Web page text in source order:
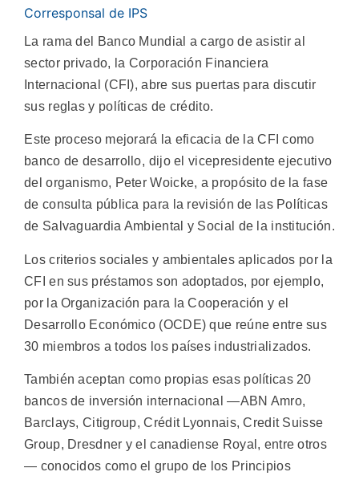
Corresponsal de IPS
La rama del Banco Mundial a cargo de asistir al
sector privado, la Corporación Financiera
Internacional (CFI), abre sus puertas para discutir
sus reglas y políticas de crédito.
Este proceso mejorará la eficacia de la CFI como
banco de desarrollo, dijo el vicepresidente ejecutivo
del organismo, Peter Woicke, a propósito de la fase
de consulta pública para la revisión de las Políticas
de Salvaguardia Ambiental y Social de la institución.
Los criterios sociales y ambientales aplicados por la
CFI en sus préstamos son adoptados, por ejemplo,
por la Organización para la Cooperación y el
Desarrollo Económico (OCDE) que reúne entre sus
30 miembros a todos los países industrializados.
También aceptan como propias esas políticas 20
bancos de inversión internacional —ABN Amro,
Barclays, Citigroup, Crédit Lyonnais, Credit Suisse
Group, Dresdner y el canadiense Royal, entre otros
— conocidos como el grupo de los Principios